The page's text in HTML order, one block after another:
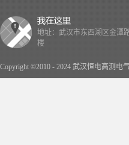
Copyright ©2010 - 2024 武汉恒电高测电
地址：武汉市东西湖区金潭
楼